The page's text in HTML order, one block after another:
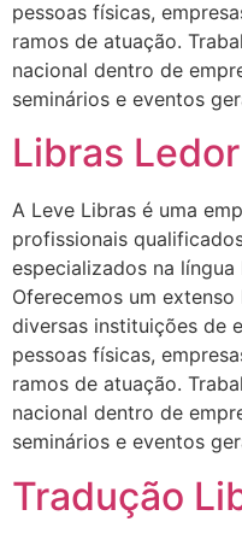
pessoas físicas,
ramos de atuação.
nacional dentro de
seminários e eventos
Libras
A Leve Libras é uma
profissionais
especializados na língua
Oferecemos um
diversas instituições de
pessoas físicas,
ramos de atuação.
nacional dentro de
seminários e eventos
Tradução